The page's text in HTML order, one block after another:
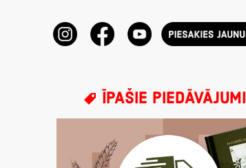
ĪPAŠIE PIEDĀVĀJUMI